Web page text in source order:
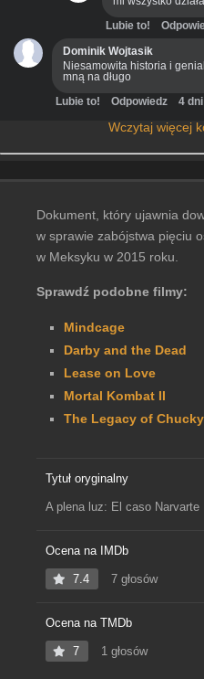
Lubie to!
Dominik Wojtasik
Niesamowita historia i
mną na długo
Lubie to! Odpowiedz 4 dni
Wczytaj więcej
Dokument, który ujawnia
w sprawie zabójstwa pięciu
w Meksyku w 2015 roku.
Sprawdź podobne filmy:
Mindcage
Darby and the Dead
Lease on Love
Mortal Kombat II
The Legacy of Chucky
Tytuł oryginalny
A plena luz: El caso Narvarte
Ocena na IMDb
7.4 7 głosów
Ocena na TMDb
7 1 głosów